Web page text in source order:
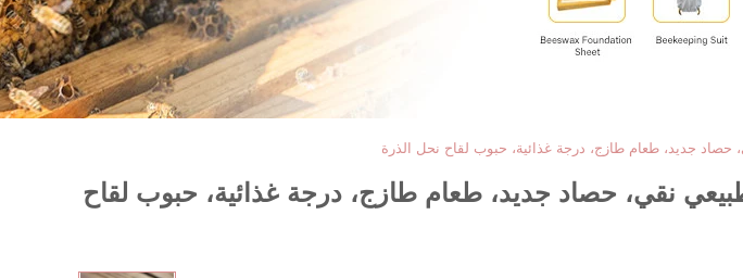
حصاد جديد، طعام طازج، درجة غذائية، حبوب لقاح نحل الذرة
نقي، حصاد جديد، طعام طازج، درجة غذائية، حبوب لقاح